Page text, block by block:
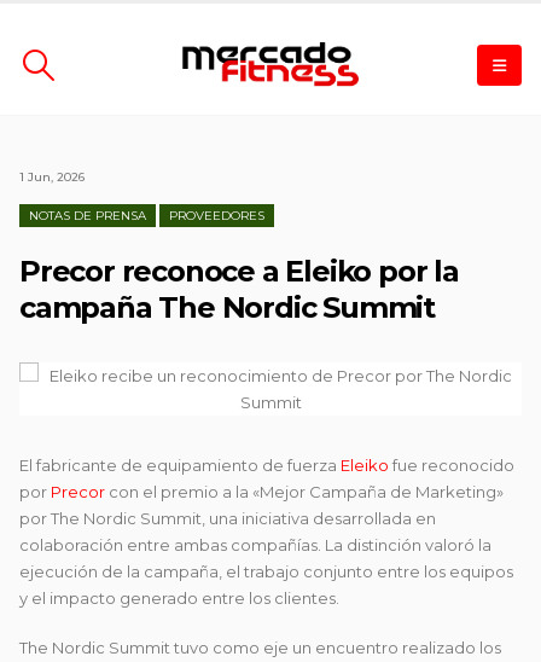
1 Jun, 2026
NOTAS DE PRENSA PROVEEDORES
Precor reconoce a Eleiko por la
campaña The Nordic Summit
El fabricante de equipamiento de fuerza Eleiko fue reconocido
por Precor con el premio a la «Mejor Campaña de Marketing»
por The Nordic Summit, una iniciativa desarrollada en
colaboración entre ambas compañías. La distinción valoró la
ejecución de la campaña, el trabajo conjunto entre los equipos
y el impacto generado entre los clientes.
The Nordic Summit tuvo como eje un encuentro realizado los